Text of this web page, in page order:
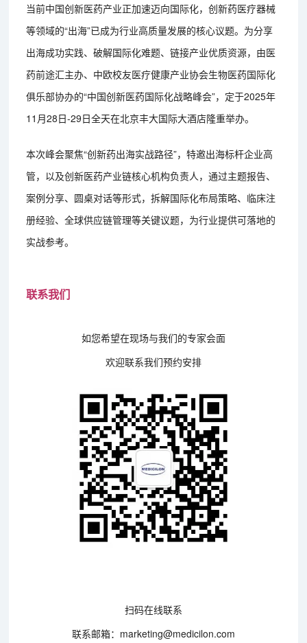
当前中国创新医药产业正加速迈向国际化，创新药医疗器械
等领域的“出海”已成为行业高质量发展的核心议题。为分享
出海成功实践、破解国际化难题、链接产业优质资源，由医
药前途汇主办、中欧校友医疗健康产业协会生物医药国际化
俱乐部协办的“中国创新医药国际化战略峰会”，定于2025年
11月28日-29日全天在北京丰大国际大酒店隆重举办。
本次峰会聚焦“创新药出海实战路径”，特邀出海标杆企业高
管，以及创新医药产业链核心机构负责人，通过主题报告、
案例分享、圆桌对话等形式，拆解国际化布局策略、临床注
册经验、全球供应链管理等关键议题，为行业提供可落地的
实战参考。
联系我们
如您希望在现场与我们的专家会面
欢迎联系我们预约安排
扫码在线联系
联系邮箱：marketing@medicilon.com